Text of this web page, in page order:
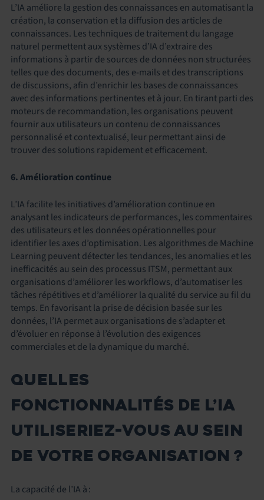
L’IA améliore la gestion des connaissances en automatisant la
création, la conservation et la diffusion des articles de
connaissances. Les techniques de traitement du langage
naturel permettent aux systèmes d’IA d’extraire des
informations à partir de sources de données non structurées
telles que des documents, des e-mails et des transcriptions
de discussions, afin d’enrichir les bases de connaissances
avec des informations pertinentes et à jour. En tirant parti des
moteurs de recommandation, les organisations peuvent
fournir aux utilisateurs un contenu de connaissances
personnalisé et contextualisé, leur permettant ainsi de
trouver des solutions rapidement et efficacement.
6. Amélioration continue
L’IA facilite les initiatives d’amélioration continue en
analysant les indicateurs de performances, les commentaires
des utilisateurs et les données opérationnelles pour
identifier les axes d’optimisation. Les algorithmes de Machine
Learning peuvent détecter les tendances, les anomalies et les
inefficacités au sein des processus ITSM, permettant aux
organisations d’améliorer les workflows, d’automatiser les
tâches répétitives et d’améliorer la qualité du service au fil du
temps. En favorisant la prise de décision basée sur les
données, l’IA permet aux organisations de s’adapter et
d’évoluer en réponse à l’évolution des exigences
commerciales et de la dynamique du marché.
QUELLES
FONCTIONNALITÉS DE L’IA
UTILISERIEZ-VOUS AU SEIN
DE VOTRE ORGANISATION ?
La capacité de l’IA à :